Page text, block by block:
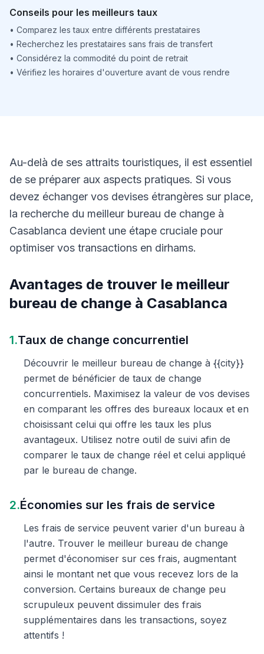
Conseils pour les meilleurs taux
• Comparez les taux entre différents prestataires
• Recherchez les prestataires sans frais de transfert
• Considérez la commodité du point de retrait
• Vérifiez les horaires d'ouverture avant de vous rendre
Au-delà de ses attraits touristiques, il est essentiel
de se préparer aux aspects pratiques. Si vous
devez échanger vos devises étrangères sur place,
la recherche du meilleur bureau de change à
Casablanca devient une étape cruciale pour
optimiser vos transactions en dirhams.
Avantages de trouver le meilleur
bureau de change à Casablanca
1.Taux de change concurrentiel
Découvrir le meilleur bureau de change à {{city}}
permet de bénéficier de taux de change
concurrentiels. Maximisez la valeur de vos devises
en comparant les offres des bureaux locaux et en
choisissant celui qui offre les taux les plus
avantageux. Utilisez notre outil de suivi afin de
comparer le taux de change réel et celui appliqué
par le bureau de change.
2.Économies sur les frais de service
Les frais de service peuvent varier d'un bureau à
l'autre. Trouver le meilleur bureau de change
permet d'économiser sur ces frais, augmentant
ainsi le montant net que vous recevez lors de la
conversion. Certains bureaux de change peu
scrupuleux peuvent dissimuler des frais
supplémentaires dans les transactions, soyez
attentifs !